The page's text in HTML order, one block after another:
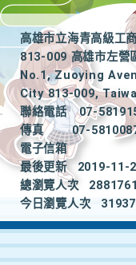
高雄市立海青高級工
813-009 高雄市左營
No.1, Zuoying
City 813-009,
聯絡電話
07-
傳真
07-
電子信箱
最後更新
2019-11-
總瀏覽人次
今日瀏覽人次
31937